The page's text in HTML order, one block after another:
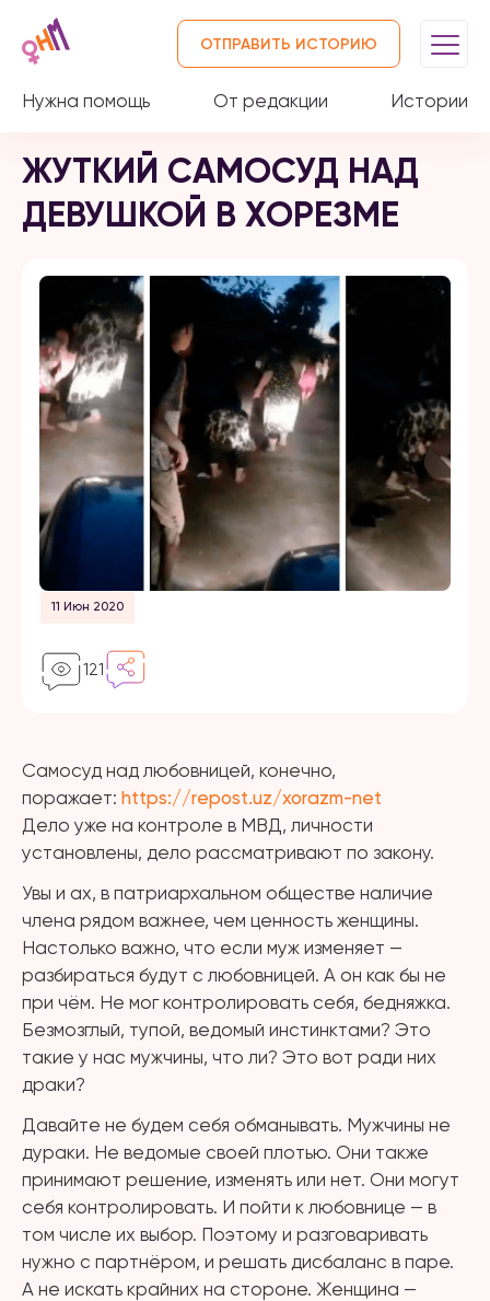
Нужна помощь От редакции Истории
ОТПРАВИТЬ ИСТОРИЮ
ЖУТКИЙ САМОСУД НАД
ДЕВУШКОЙ В ХОРЕЗМЕ
11 Июн 2020
121
Самосуд над любовницей, конечно,
поражает: https://repost.uz/xorazm-net
Дело уже на контроле в МВД, личности
установлены, дело рассматривают по закону.
Увы и ах, в патриархальном обществе наличие
члена рядом важнее, чем ценность женщины.
Настолько важно, что если муж изменяет —
разбираться будут с любовницей. А он как бы не
при чём. Не мог контролировать себя, бедняжка.
Безмозглый, тупой, ведомый инстинктами? Это
такие у нас мужчины, что ли? Это вот ради них
драки?
Давайте не будем себя обманывать. Мужчины не
дураки. Не ведомые своей плотью. Они также
принимают решение, изменять или нет. Они могут
себя контролировать. И пойти к любовнице — в
том числе их выбор. Поэтому и разговаривать
нужно с партнёром, и решать дисбаланс в паре.
А не искать крайних на стороне. Женщина —